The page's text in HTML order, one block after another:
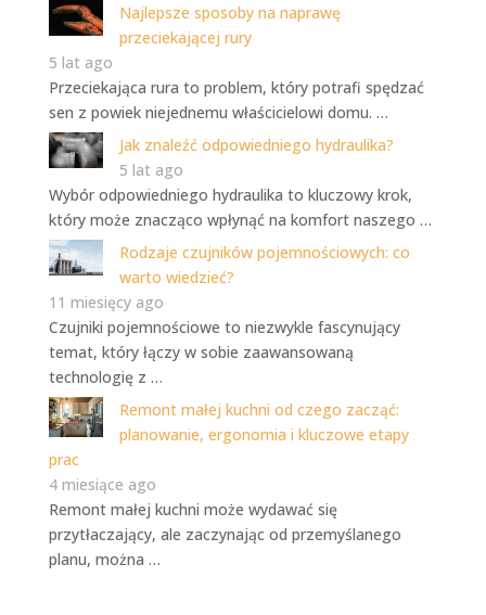
Najlepsze sposoby na naprawę
przeciekającej rury
5 lat ago
Przeciekająca rura to problem, który potrafi spędzać
sen z powiek niejednemu właścicielowi domu. …
Jak znaleźć odpowiedniego hydraulika?
5 lat ago
Wybór odpowiedniego hydraulika to kluczowy krok,
który może znacząco wpłynąć na komfort naszego …
Rodzaje czujników pojemnościowych: co
warto wiedzieć?
11 miesięcy ago
Czujniki pojemnościowe to niezwykle fascynujący
temat, który łączy w sobie zaawansowaną
technologię z …
Remont małej kuchni od czego zacząć:
planowanie, ergonomia i kluczowe etapy
prac
4 miesiące ago
Remont małej kuchni może wydawać się
przytłaczający, ale zaczynając od przemyślanego
planu, można …